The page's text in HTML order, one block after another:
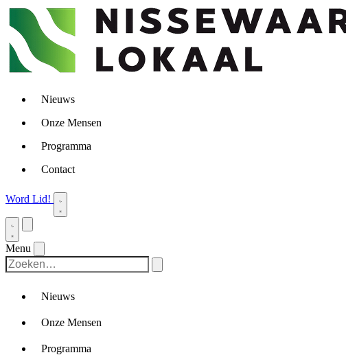
Nieuws
Onze Mensen
Programma
Contact
Word Lid!
Menu
Nieuws
Onze Mensen
Programma